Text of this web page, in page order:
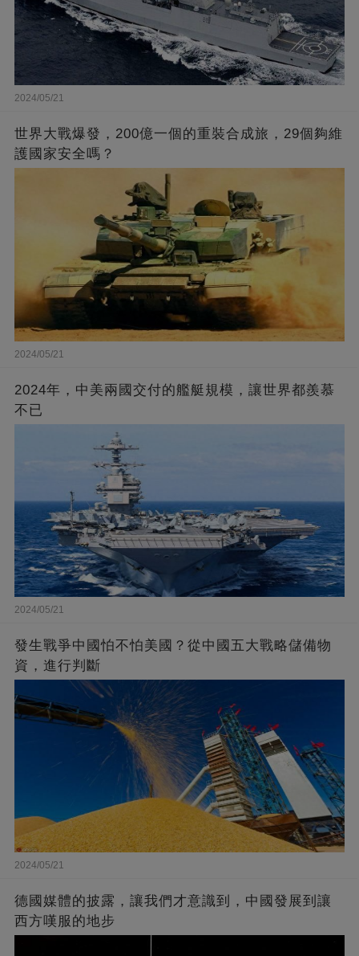
2024/05/21
世界大戰爆發，200億一個的重裝合成旅，29個夠維
護國家安全嗎？
2024/05/21
2024年，中美兩國交付的艦艇規模，讓世界都羨慕
不已
2024/05/21
發生戰爭中國怕不怕美國？從中國五大戰略儲備物
資，進行判斷
2024/05/21
德國媒體的披露，讓我們才意識到，中國發展到讓
西方嘆服的地步